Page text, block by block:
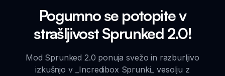
Pogumno se potopite v
strašljivost Sprunked 2.0!
Mod Sprunked 2.0 ponuja svežo in razburljivo
izkušnjo v _Incredibox Sprunki_ vesolju z